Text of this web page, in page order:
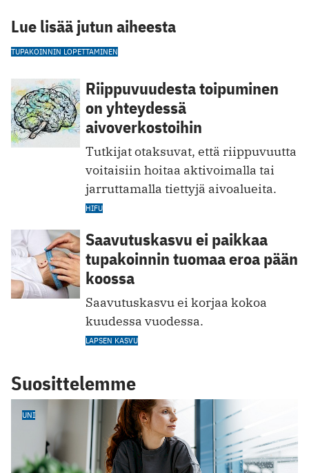
Lue lisää jutun aiheesta
TUPAKOINNIN LOPETTAMINEN
Riippuvuudesta toipuminen
on yhteydessä
aivoverkostoihin
Tutkijat otaksuvat, että riippuvuutta
voitaisiin hoitaa aktivoimalla tai
jarruttamalla tiettyjä aivoalueita.
HIFU
Saavutuskasvu ei paikkaa
tupakoinnin tuomaa eroa pään
koossa
Saavutuskasvu ei korjaa kokoa
kuudessa vuodessa.
LAPSEN KASVU
Suosittelemme
UNI